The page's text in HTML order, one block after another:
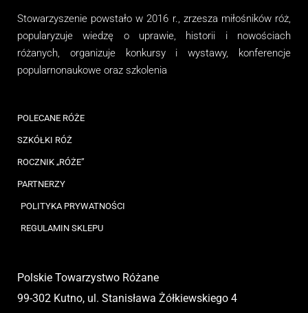
Stowarzyszenie powstało w 2016 r., zrzesza miłośników róż,
popularyzuje wiedzę o uprawie, historii i nowościach
różanych, organizujekonkursy i wystawy, konferencje
popularnonaukowe oraz szkolenia
POLECANE RÓŻE
SZKÓŁKI RÓŻ
ROCZNIK „RÓŻE”
PARTNERZY
POLITYKA PRYWATNOŚCI
REGULAMIN SKLEPU
Polskie Towarzystwo Różane
99-302 Kutno, ul. Stanisława Żółkiewskiego 4